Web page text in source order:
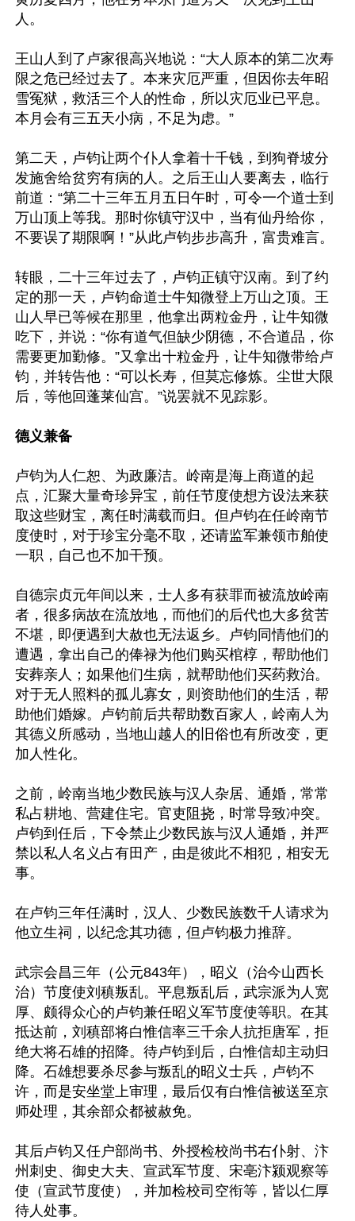
人。
王山人到了卢家很高兴地说：“大人原本的第二次寿
限之危已经过去了。本来灾厄严重，但因你去年昭
雪冤狱，救活三个人的性命，所以灾厄业已平息。
本月会有三五天小病，不足为虑。”
第二天，卢钧让两个仆人拿着十千钱，到狗脊坡分
发施舍给贫穷有病的人。之后王山人要离去，临行
前道：“第二十三年五月五日午时，可令一个道士到
万山顶上等我。那时你镇守汉中，当有仙丹给你，
不要误了期限啊！”从此卢钧步步高升，富贵难言。
转眼，二十三年过去了，卢钧正镇守汉南。到了约
定的那一天，卢钧命道士牛知微登上万山之顶。王
山人早已等候在那里，他拿出两粒金丹，让牛知微
吃下，并说：“你有道气但缺少阴德，不合道品，你
需要更加勤修。”又拿出十粒金丹，让牛知微带给卢
钧，并转告他：“可以长寿，但莫忘修炼。尘世大限
后，等他回蓬莱仙宫。”说罢就不见踪影。
德义兼备
卢钧为人仁恕、为政廉洁。岭南是海上商道的起
点，汇聚大量奇珍异宝，前任节度使想方设法来获
取这些财宝，离任时满载而归。但卢钧在任岭南节
度使时，对于珍宝分毫不取，还请监军兼领市舶使
一职，自己也不加干预。
自德宗贞元年间以来，士人多有获罪而被流放岭南
者，很多病故在流放地，而他们的后代也大多贫苦
不堪，即便遇到大赦也无法返乡。卢钧同情他们的
遭遇，拿出自己的俸禄为他们购买棺椁，帮助他们
安葬亲人；如果他们生病，就帮助他们买药救治。
对于无人照料的孤儿寡女，则资助他们的生活，帮
助他们婚嫁。卢钧前后共帮助数百家人，岭南人为
其德义所感动，当地山越人的旧俗也有所改变，更
加人性化。
之前，岭南当地少数民族与汉人杂居、通婚，常常
私占耕地、营建住宅。官吏阻挠，时常导致冲突。
卢钧到任后，下令禁止少数民族与汉人通婚，并严
禁以私人名义占有田产，由是彼此不相犯，相安无
事。
在卢钧三年任满时，汉人、少数民族数千人请求为
他立生祠，以纪念其功德，但卢钧极力推辞。
武宗会昌三年（公元843年），昭义（治今山西长
治）节度使刘稹叛乱。平息叛乱后，武宗派为人宽
厚、颇得众心的卢钧兼任昭义军节度使等职。在其
抵达前，刘稹部将白惟信率三千余人抗拒唐军，拒
绝大将石雄的招降。待卢钧到后，白惟信却主动归
降。石雄想要杀尽参与叛乱的昭义士兵，卢钧不
许，而是安坐堂上审理，最后仅有白惟信被送至京
师处理，其余部众都被赦免。
其后卢钧又任户部尚书、外授检校尚书右仆射、汴
州刺史、御史大夫、宣武军节度、宋亳汴颍观察等
使（宣武节度使），并加检校司空衔等，皆以仁厚
待人处事。